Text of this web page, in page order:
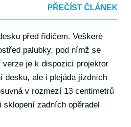
PŘEČÍST ČLÁNEK
před řidičem. Veškeré
palubky, pod nímž se
je k dispozici projektor
desku, ale i plejáda jízdních
v rozmezí 13 centimetrů
zadních opěradel